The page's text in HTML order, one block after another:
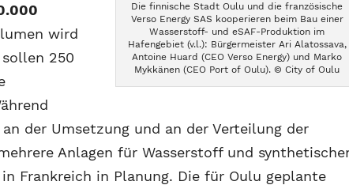
Die finnische Stadt Oulu und die französische
Verso Energy SAS kooperieren beim Bau einer
Wasserstoff- und eSAF-Produktion im
Hafengebiet (v.l.): Bürgermeister Ari Alatossava,
Antoine Huard (CEO Verso Energy) und Marko
Mykkänen (CEO Port of Oulu). © City of Oulu
wird
250
der Umsetzung und an der Verteilung der
Anlagen für Wasserstoff und
Frankreich in Planung. Die für Oulu geplante